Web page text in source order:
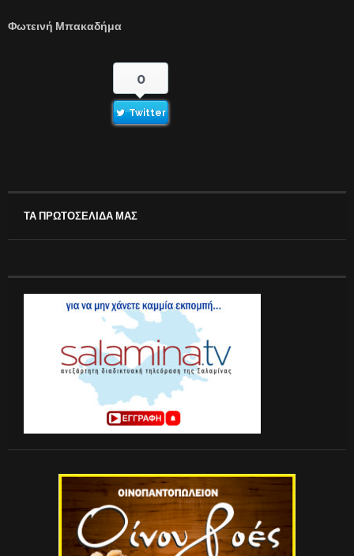
Φωτεινή Μπακαδήμα
0
Twitter
ΤΑ ΠΡΩΤΟΣΕΛΙΔΑ ΜΑΣ